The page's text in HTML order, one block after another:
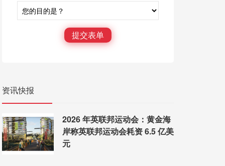
提交表单
资讯快报
2026 年英联邦运动会：黄金海
岸称英联邦运动会耗资 6.5 亿美
元